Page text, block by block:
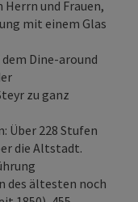
und Frauen,
mit einem Glas
Dine-around
zu ganz
Über 228 Stufen
die Altstadt.
des ältesten noch